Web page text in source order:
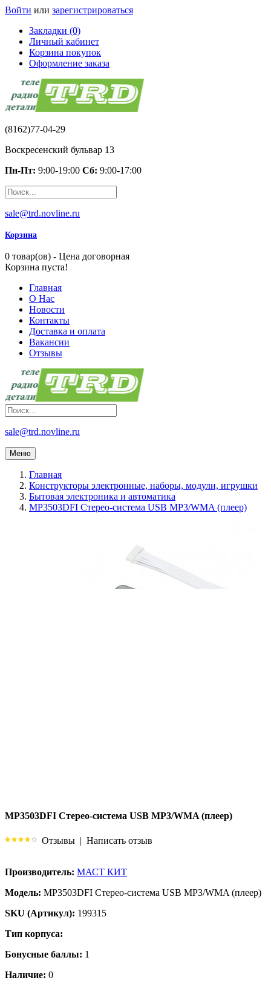
Войти или зарегистрироваться
Закладки (0)
Личный кабинет
Корзина покупок
Оформление заказа
(8162)77-04-29
Воскресенский бульвар 13
Пн-Пт: 9:00-19:00 Сб: 9:00-17:00
sale@trd.novline.ru
Корзина
0 товар(ов) - Цена договорная
Корзина пуста!
Главная
О Нас
Новости
Контакты
Доставка и оплата
Вакансии
Отзывы
sale@trd.novline.ru
Меню
Главная
Конструкторы электронные, наборы, модули, игрушки
Бытовая электроника и автоматика
MP3503DFI Стерео-система USB MP3/WMA (плеер)
MP3503DFI Стерео-система USB MP3/WMA (плеер)
Отзывы | Написать отзыв
Производитель: МАСТ КИТ
Модель: MP3503DFI Стерео-система USB MP3/WMA (плеер)
SKU (Артикул): 199315
Тип корпуса:
Бонусные баллы: 1
Наличие: 0